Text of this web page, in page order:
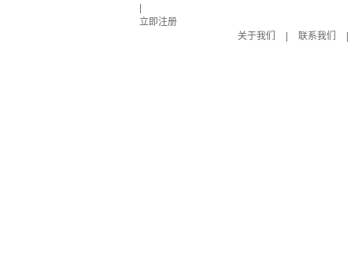
立即注册
关于我们
联系我们